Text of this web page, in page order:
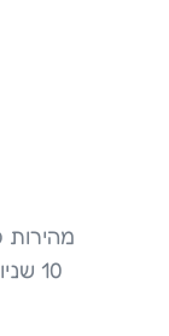
מהירות
10